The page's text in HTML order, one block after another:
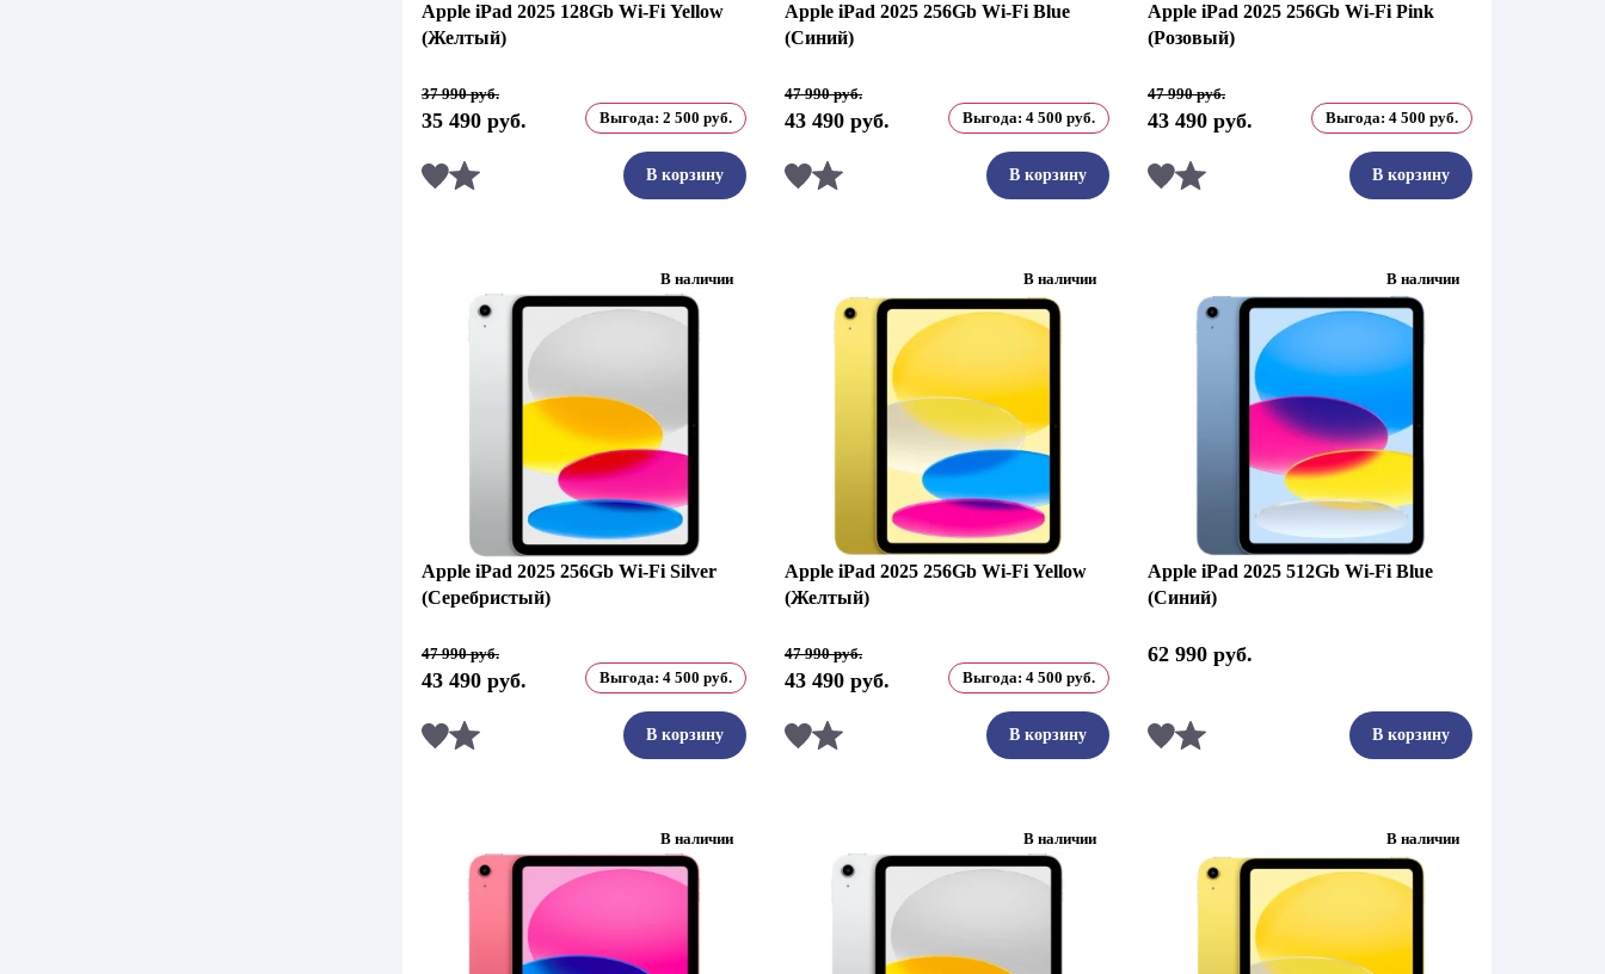
Apple iPad 2025 128Gb Wi-Fi Yellow
(Желтый)
37 990руб.
Первоначальная
цена
составляла
35 490 руб.
Текущая
цена:
35
Выгода: 2 500 руб.
Сравнить В корзину
Apple iPad 2025 256Gb Wi-Fi Blue
(Синий)
47 990руб.
Первоначальная
цена
составляла
43 490 руб.
Текущая
цена:
43
Выгода: 4 500 руб.
Сравнить В корзину
Apple iPad 2025 256Gb Wi-Fi Pink
(Розовый)
47 990руб.
Первоначальная
цена
составляла
43 490 руб.
Текущая
цена:
43
Выгода: 4 500 руб.
Сравнить В корзину
В наличии
Apple iPad 2025 256Gb Wi-Fi Silver
(Серебристый)
47 990руб.
Первоначальная
цена
составляла
43 490 руб.
Текущая
цена:
43
Выгода: 4 500 руб.
Сравнить В корзину
В наличии
Apple iPad 2025 256Gb Wi-Fi Yellow
(Желтый)
47 990руб.
Первоначальная
цена
составляла
43 490 руб.
Текущая
цена:
43
Выгода: 4 500 руб.
Сравнить В корзину
В наличии
Apple iPad 2025 512Gb Wi-Fi Blue
(Синий)
62 990 руб.
Сравнить В корзину
В наличии В наличии В наличии